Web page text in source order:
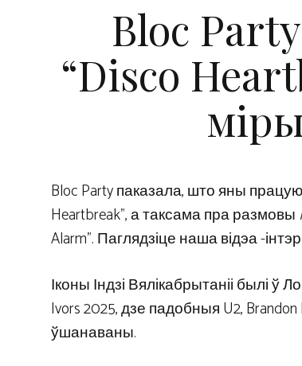
Bloc
“Disco
Bloc Party паказала, што яны
Heartbreak”, а таксама пра размовы
Alarm”. Паглядзіце наша відэа -
Іконы Індзі Вялікабрытаніі былі
Ivors 2025, дзе падобныя U2, Brandon
ўшанаваны.